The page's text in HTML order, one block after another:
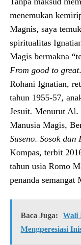
menemukan
Magnis, saya
spiritualitas
Magis bermakna
From good to great
Rohani Ignatian,
tahun 1955-57,
Jesuit. Menurut
Manusia Magis,
Suseno. Sosok dan
Kompas, terbit
tahun usia Romo
penanda
Baca Juga:
Wali
Mengperesiasi